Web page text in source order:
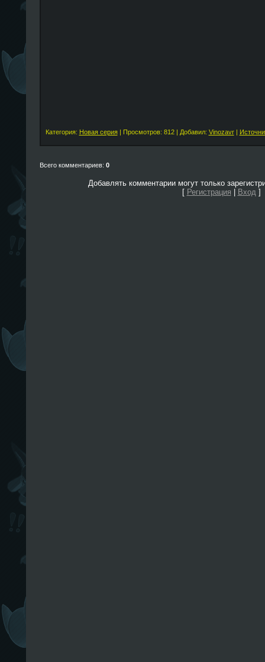
Категория: Новая серия| Просмотров: 812 | Добавил: Vinozavr|
Всего комментариев: 0
Добавлять комментарии могут только
[ Регистрация | Вход ]